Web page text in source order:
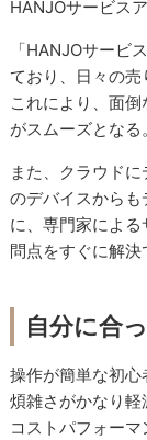
HANJOサービス
「HANJOサービ
ており、日々の売
これにより、面
がスムーズとなる。
また、クラウド
のデバイスから
に、専門家によ
問点をすぐに解決
自分に合
操作が簡単な初
煩雑さがかなり軽
コストパフォーマ